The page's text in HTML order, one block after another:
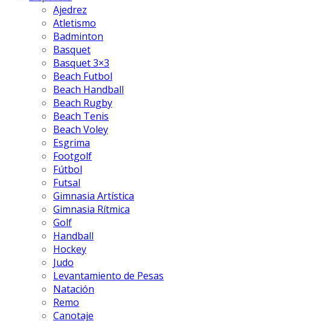
Ajedrez
Atletismo
Badminton
Basquet
Basquet 3×3
Beach Futbol
Beach Handball
Beach Rugby
Beach Tenis
Beach Voley
Esgrima
Footgolf
Fútbol
Futsal
Gimnasia Artística
Gimnasia Rítmica
Golf
Handball
Hockey
Judo
Levantamiento de Pesas
Natación
Remo
Canotaje